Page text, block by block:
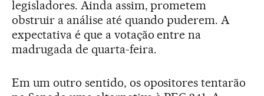
legisladores. Ainda assim, prometem
obstruir a análise até quando puderem. A
expectativa é que a votação entre na
madrugada de quarta-feira.
Em um outro sentido, os opositores tentarão